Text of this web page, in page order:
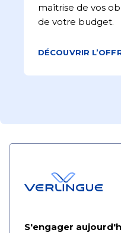
maîtrise de vos
de votre budget.
DÉCOUVRIR
S'engager